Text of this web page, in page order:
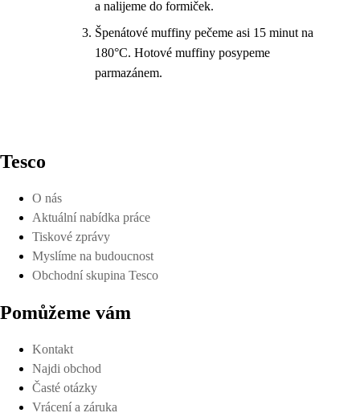
a nalijeme do formiček.
Špenátové muffiny pečeme asi 15 minut na
180°C. Hotové muffiny posypeme
parmazánem.
Tesco
O nás
Aktuální nabídka práce
Tiskové zprávy
Myslíme na budoucnost
Obchodní skupina Tesco
Pomůžeme vám
Kontakt
Najdi obchod
Časté otázky
Vrácení a záruka